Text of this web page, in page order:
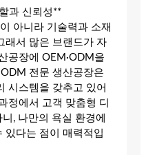
과 신뢰성**
아니라 기술력과 소재
래서 많은 브랜드가 자
공장에 OEM·ODM을
전문 생산공장은
시스템을 갖추고 있어
정에서 고객 맞춤형 디
, 나만의 욕실 환경에
있다는 점이 매력적입